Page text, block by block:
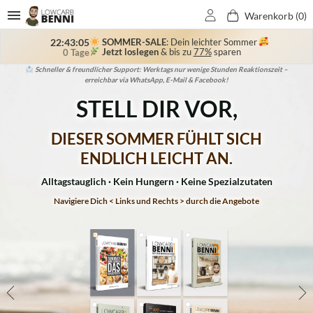
Warenkorb (0)
22:43:04
0 Tage
SOMMER-SALE: Dein leichter Sommer
Jetzt loslegen& bis zu77%sparen
Schließe dich 150.000+ Kunden an, die ihr Wunschgewicht durch unser LowCarb-
Konzept erreicht haben!
Erstklassigen Service & 10 Jahre Erfahrung – entwickelt von ausgebildeten
Ernährungsberatern & mehrfach von Experten empfohlen.
Schneller & freundlicher Support: Werktags nur wenige Stunden Reaktionszeit –
erreichbar via WhatsApp, E-Mail & Facebook!
Bekannt aus TV & Zeitung: RTL, Sat1, NTV, VOX, Kabel1, Bild der Frau, OK-Magazine,
Für Sie, Grazia, Jolie, uvm.
STELL DIR VOR,
DIESER SOMMER FÜHLT SICH
ENDLICH LEICHT AN.
Alltagstauglich · Kein Hungern · Keine Spezialzutaten
Navigiere Dich < Links und Rechts > durch die Angebote